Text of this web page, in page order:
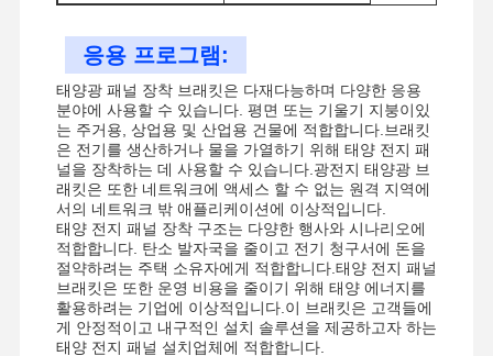
홈 제품 비디오
우리 에 관한
것
공장 투어 품질 관리 저희와 연락 뉴스
응용 프로그램:
태양광 패널 장착 브래킷은 다재다능하며 다양한 응용
분야에 사용할 수 있습니다. 평면 또는 기울기 지붕이있
는 주거용, 상업용 및 산업용 건물에 적합합니다.브래킷
은 전기를 생산하거나 물을 가열하기 위해 태양 전지 패
널을 장착하는 데 사용할 수 있습니다.광전지 태양광 브
래킷은 또한 네트워크에 액세스 할 수 없는 원격 지역에
서의 네트워크 밖 애플리케이션에 이상적입니다.
태양 전지 패널 장착 구조는 다양한 행사와 시나리오에
적합합니다. 탄소 발자국을 줄이고 전기 청구서에 돈을
절약하려는 주택 소유자에게 적합합니다.태양 전지 패널
브래킷은 또한 운영 비용을 줄이기 위해 태양 에너지를
활용하려는 기업에 이상적입니다.이 브래킷은 고객들에
게 안정적이고 내구적인 설치 솔루션을 제공하고자 하는
태양 전지 패널 설치업체에 적합합니다.